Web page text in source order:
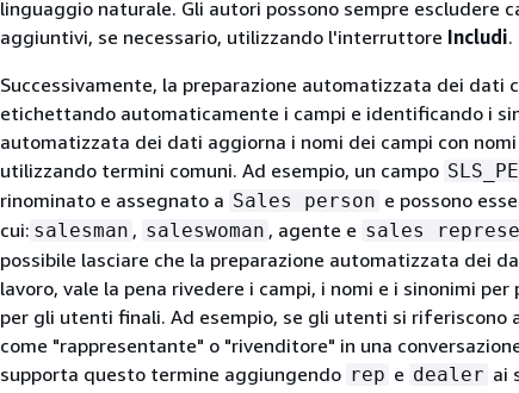
linguaggio naturale. Gli autori possono sempre escludere
aggiuntivi, se necessario, utilizzando l'interruttore Includi.
Successivamente, la preparazione automatizzata dei dati
etichettando automaticamente i campi e identificando i
automatizzata dei dati aggiorna i nomi dei campi con
utilizzando termini comuni. Ad esempio, un campo
rinominato e assegnato a Sales person e possono
cui: salesman , saleswoman , agente e sales
possibile lasciare che la preparazione automatizzata dei
lavoro, vale la pena rivedere i campi, i nomi e i sinonimi
per gli utenti finali. Ad esempio, se gli utenti si riferiscono
come "rappresentante" o "rivenditore" in una
supporta questo termine aggiungendo rep e dealer ai